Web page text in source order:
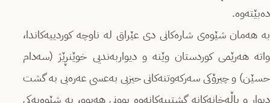
دەبێتەوە.
بە هەمان شێوەی شارەکانی دی عێراق لە ناوچە کوردییەکاندا،
واتە هەرێمی کوردستان وێنە و دیواربەندیی خوێنڕێژ (سەدام
حسێن) و چیرۆکی سەرکەوتنەکانی حیزبی بەعسی عەرەبی بە گشت
دیوار و باڵەخانەکانە گشتییەکانەوە بوونی هەبوو، بە شێوەیەکی